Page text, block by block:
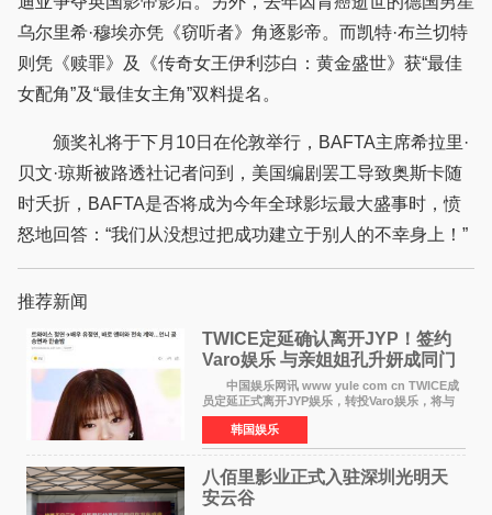
乌尔里希·穆埃亦凭《窃听者》角逐影帝。而凯特·布兰切特
则凭《赎罪》及《传奇女王伊利莎白：黄金盛世》获“最佳
女配角”及“最佳女主角”双料提名。
颁奖礼将于下月10日在伦敦举行，BAFTA主席希拉里·
贝文·琼斯被路透社记者问到，美国编剧罢工导致奥斯卡随
时夭折，BAFTA是否将成为今年全球影坛最大盛事时，愤
怒地回答：“我们从没想过把成功建立于别人的不幸身上！”
推荐新闻
TWICE定延确认离开JYP！签约
Varo娱乐 与亲姐姐孔升妍成同门
中国娱乐网讯 www yule com cn TWICE成
员定延正式离开JYP娱乐，转投Varo娱乐，将与
亲姐姐孔升妍成为同门。 Varo娱乐于10日通
过官方SNS宣布："能与拥有多彩魅力和无限潜力
的俞定延结下珍贵
韩国娱乐
八佰里影业正式入驻深圳光明天
安云谷